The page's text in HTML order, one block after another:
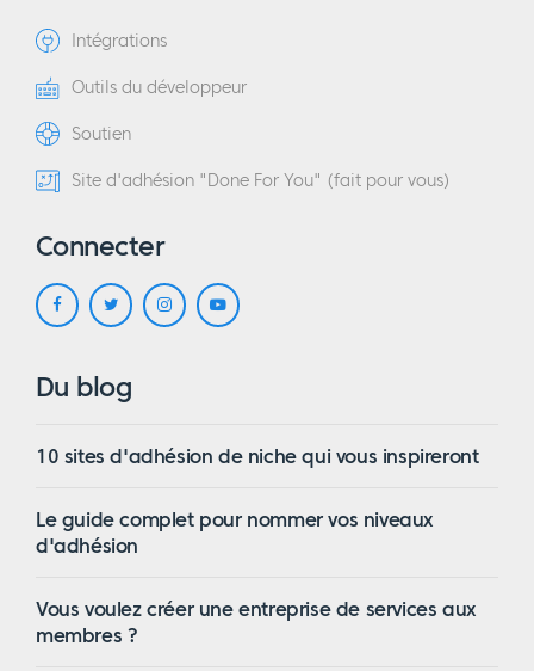
Intégrations
Outils du développeur
Soutien
Site d'adhésion "Done For You" (fait pour vous)
Connecter
Du blog
10 sites d'adhésion de niche qui vous inspireront
Le guide complet pour nommer vos niveaux
d'adhésion
Vous voulez créer une entreprise de services aux
membres ?